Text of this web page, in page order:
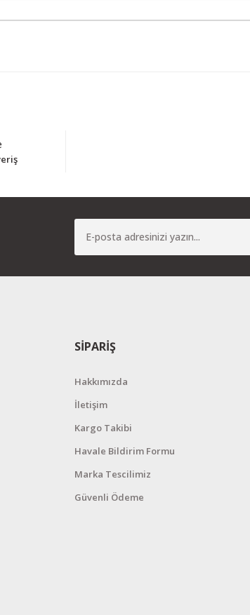
SİPARİŞ
Hakkımızda
İletişim
Kargo Takibi
Havale Bildirim Formu
Marka Tescilimiz
Güvenli Ödeme